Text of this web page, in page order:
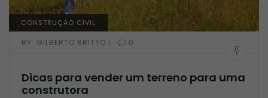
CONSTRUÇÃO CIVIL
BY: GILBERTO BRITTO | 0
Dicas para vender um terreno para uma
construtora